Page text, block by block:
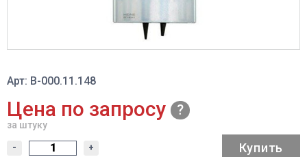
Арт: В-000.11.148
Цена по запросу
за штуку
- + Купить